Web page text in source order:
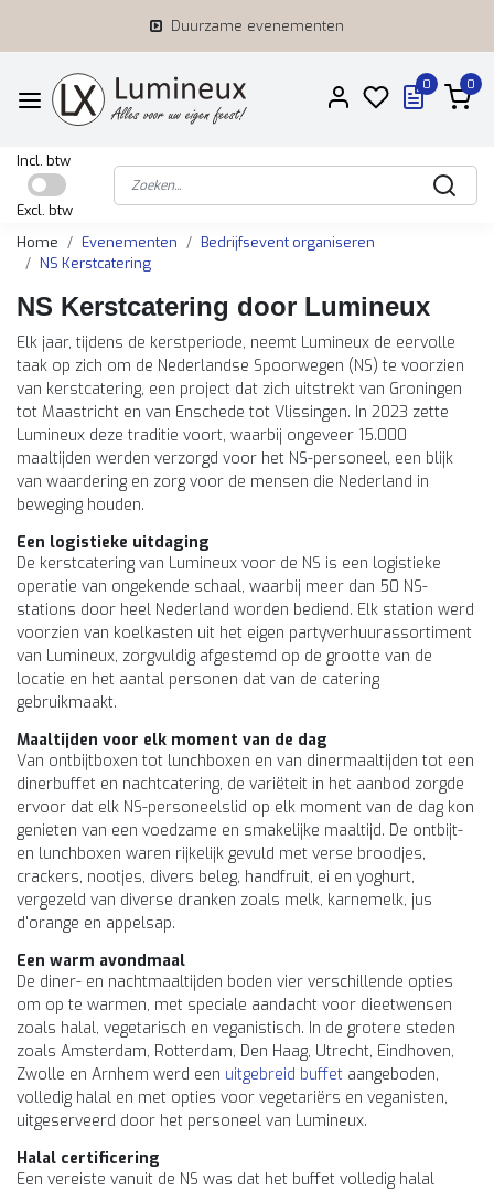
Duurzame evenementen
0 0
Incl. btw
Excl. btw
Home
Evenementen
Bedrijfsevent organiseren
NS Kerstcatering
NS Kerstcatering door Lumineux
Elk jaar, tijdens de kerstperiode, neemt Lumineux de eervolle
taak op zich om de Nederlandse Spoorwegen (NS) te voorzien
van kerstcatering, een project dat zich uitstrekt van Groningen
tot Maastricht en van Enschede tot Vlissingen. In 2023 zette
Lumineux deze traditie voort, waarbij ongeveer 15.000
maaltijden werden verzorgd voor het NS-personeel, een blijk
van waardering en zorg voor de mensen die Nederland in
beweging houden.
Een logistieke uitdaging
De kerstcatering van Lumineux voor de NS is een logistieke
operatie van ongekende schaal, waarbij meer dan 50 NS-
stations door heel Nederland worden bediend. Elk station werd
voorzien van koelkasten uit het eigen partyverhuurassortiment
van Lumineux, zorgvuldig afgestemd op de grootte van de
locatie en het aantal personen dat van de catering
gebruikmaakt.
Maaltijden voor elk moment van de dag
Van ontbijtboxen tot lunchboxen en van dinermaaltijden tot een
dinerbuffet en nachtcatering, de variëteit in het aanbod zorgde
ervoor dat elk NS-personeelslid op elk moment van de dag kon
genieten van een voedzame en smakelijke maaltijd. De ontbijt-
en lunchboxen waren rijkelijk gevuld met verse broodjes,
crackers, nootjes, divers beleg, handfruit, ei en yoghurt,
vergezeld van diverse dranken zoals melk, karnemelk, jus
d'orange en appelsap.
Een warm avondmaal
De diner- en nachtmaaltijden boden vier verschillende opties
om op te warmen, met speciale aandacht voor dieetwensen
zoals halal, vegetarisch en veganistisch. In de grotere steden
zoals Amsterdam, Rotterdam, Den Haag, Utrecht, Eindhoven,
Zwolle en Arnhem werd een uitgebreid buffet aangeboden,
volledig halal en met opties voor vegetariërs en veganisten,
uitgeserveerd door het personeel van Lumineux.
Halal certificering
Een vereiste vanuit de NS was dat het buffet volledig halal